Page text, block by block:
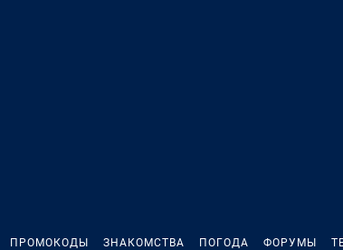
ПРОМОКОДЫ ЗНАКОМСТВА ПОГОДА ФОРУМЫ